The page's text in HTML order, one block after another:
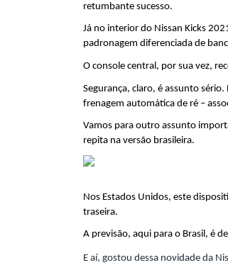
retumbante sucesso.
Já no interior do Nissan Kicks
padronagem diferenciada de
O console central, por sua vez,
Segurança, claro, é assunto
frenagem automática de ré –
Vamos para outro assunto
repita na versão brasileira.
Nos Estados Unidos, este
traseira.
A previsão, aqui para o Brasil, é
E aí, gostou dessa novidade da